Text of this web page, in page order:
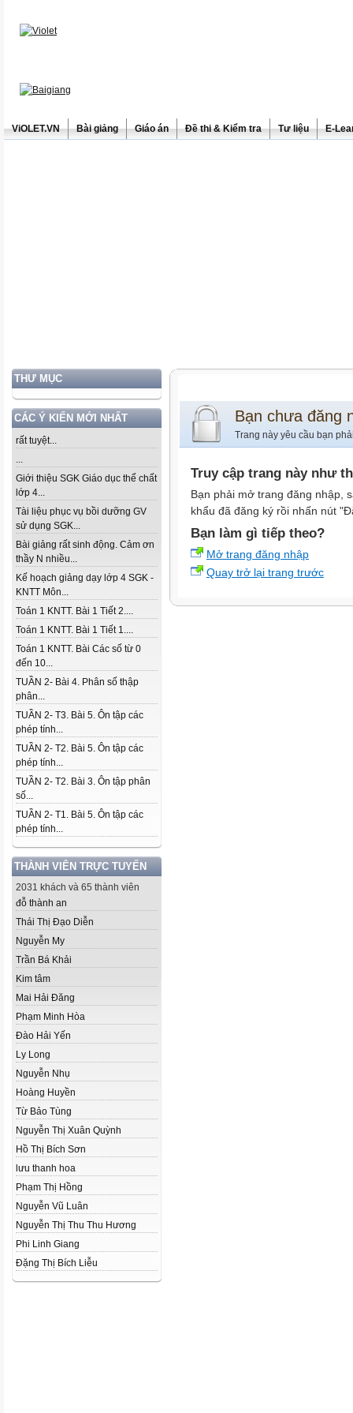
ViOLET.VN Bài giảng Giáo án Đề thi & Kiểm tra Tư liệu E-
THƯ MỤC
CÁC Ý KIẾN MỚI NHẤT
rất tuyệt...
...
Giới thiệu SGK Giáo dục thể chất
lớp 4...
Tài liệu phục vụ bồi dưỡng GV
sử dụng SGK...
Bài giảng rất sinh động. Cảm ơn
thầy N nhiều...
Kế hoạch giảng dạy lớp 4 SGK -
KNTT Môn...
Toán 1 KNTT. Bài 1 Tiết 2....
Toán 1 KNTT. Bài 1 Tiết 1....
Toán 1 KNTT. Bài Các số từ 0
đến 10...
TUẦN 2- Bài 4. Phân số thập
phân...
TUẦN 2- T3. Bài 5. Ôn tập các
phép tính...
TUẦN 2- T2. Bài 5. Ôn tập các
phép tính...
TUẦN 2- T2. Bài 3. Ôn tập phân
số...
TUẦN 2- T1. Bài 5. Ôn tập các
phép tính...
THÀNH VIÊN TRỰC TUYẾN
2031 khách và 65 thành viên
đỗ thành an
Thái Thị Đạo Diễn
Nguyễn My
Trần Bá Khải
Kim tâm
Mai Hải Đăng
Phạm Minh Hòa
Đào Hải Yến
Ly Long
Nguyễn Nhụ
Hoàng Huyền
Từ Bảo Tùng
Nguyễn Thị Xuân Quỳnh
Hồ Thị Bích Sơn
lưu thanh hoa
Phạm Thị Hồng
Nguyễn Vũ Luân
Nguyễn Thị Thu Thu Hương
Phi Linh Giang
Đặng Thị Bích Liễu
Bạn chưa đăng
Trang này yêu cầu bạn
Truy cập trang này như
Bạn phải mở trang đăng nhập,
khẩu đã đăng ký rồi nhấn nút
Bạn làm gì tiếp theo?
Mở trang đăng nhập
Quay trở lại trang trước